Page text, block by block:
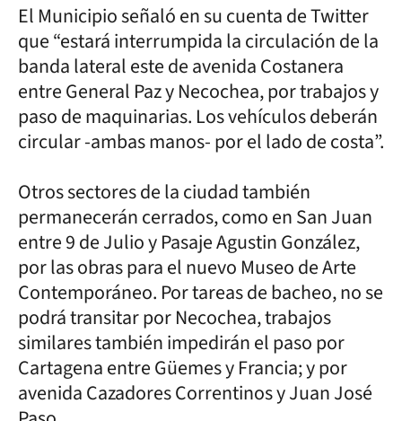
El Municipio señaló en su cuenta de Twitter
que “estará interrumpida la circulación de la
banda lateral este de avenida Costanera
entre General Paz y Necochea, por trabajos y
paso de maquinarias. Los vehículos deberán
circular -ambas manos- por el lado de costa”.
Otros sectores de la ciudad también
permanecerán cerrados, como en San Juan
entre 9 de Julio y Pasaje Agustin González,
por las obras para el nuevo Museo de Arte
Contemporáneo. Por tareas de bacheo, no se
podrá transitar por Necochea, trabajos
similares también impedirán el paso por
Cartagena entre Güemes y Francia; y por
avenida Cazadores Correntinos y Juan José